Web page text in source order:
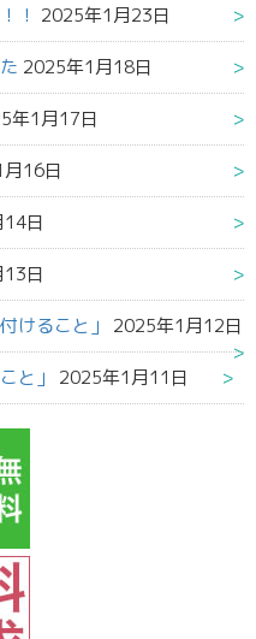
！ 2025年1月23日
2025年1月18日
年1月17日
16日
日
日
けること」 2025年1月12日
と」 2025年1月11日